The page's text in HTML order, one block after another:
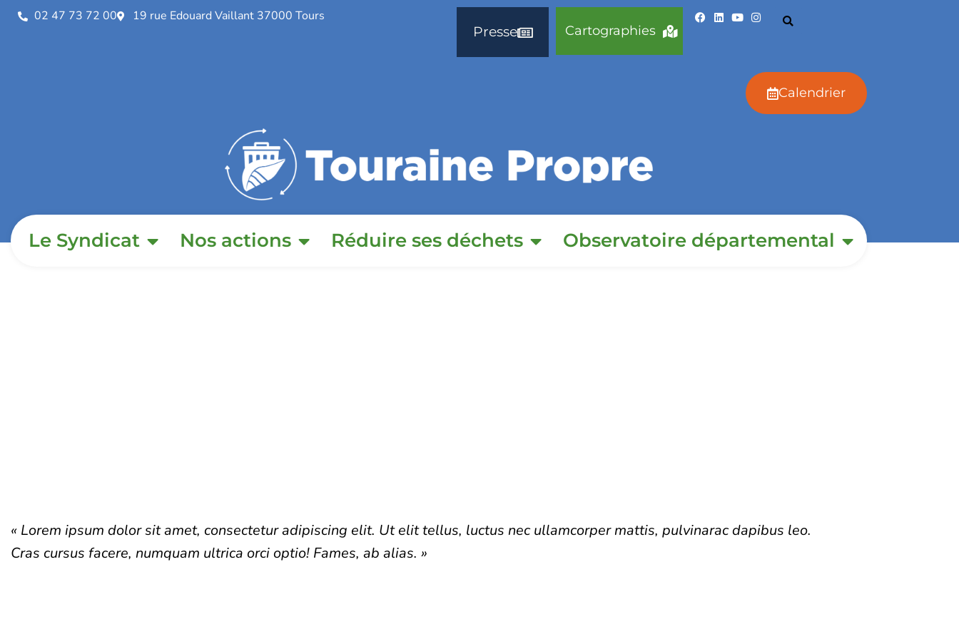
02 47 73 72 00 19 rue Edouard Vaillant 37000 Tours
Presse Cartographies
Calendrier
Le Syndicat Nos actions Réduire ses déchets Observatoire départemental
« Lorem ipsum dolor sit amet, consectetur adipiscing elit. Ut elit tellus, luctus nec ullamcorper mattis, pulvinarac dapibus leo.
Cras cursus facere, numquam ultrica orci optio! Fames, ab alias. »